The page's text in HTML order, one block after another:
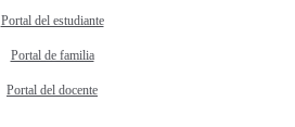
Portal del estudiante
Portal de familia
Portal del docente